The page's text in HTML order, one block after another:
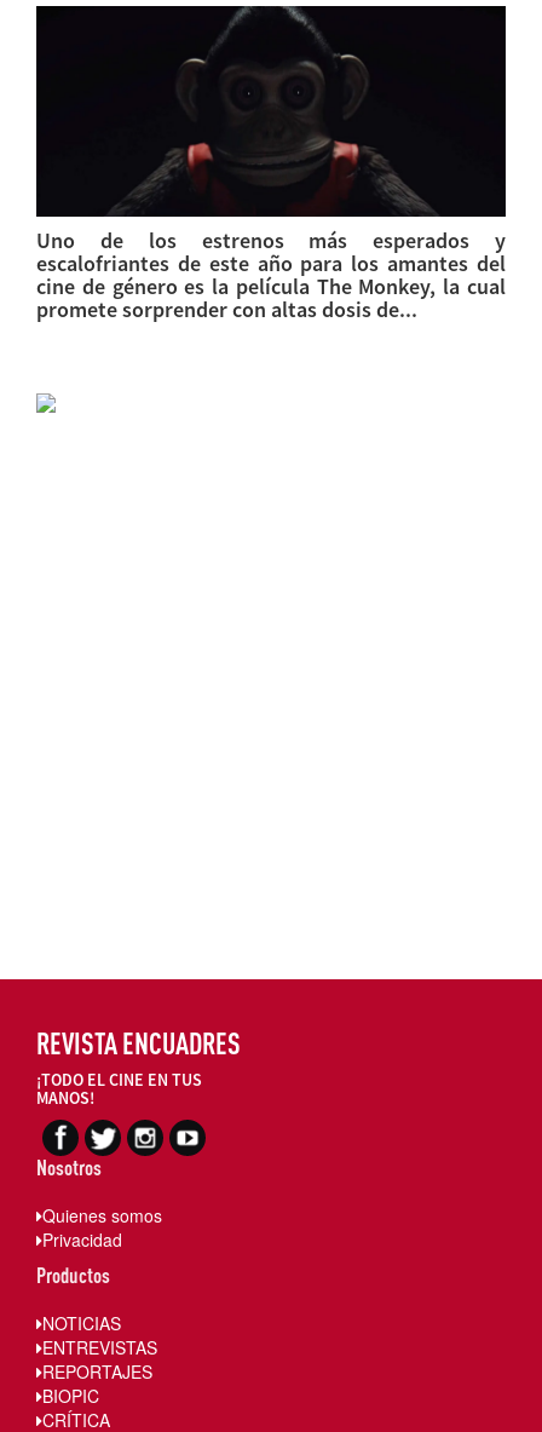
Uno de los estrenos más esperados y
escalofriantes de este año para los amantes del
cine de género es la película The Monkey, la cual
promete sorprender con altas dosis de...
REVISTA ENCUADRES
¡TODO EL CINE EN TUS
MANOS!
Nosotros
Quienes somos
Privacidad
Productos
NOTICIAS
ENTREVISTAS
REPORTAJES
BIOPIC
CRÍTICA